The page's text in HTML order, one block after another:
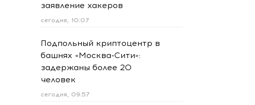
заявление хакеров
сегодня, 10:07
Подпольный криптоцентр в
башнях «Москва-Сити»:
задержаны более 20
человек
сегодня, 09:57